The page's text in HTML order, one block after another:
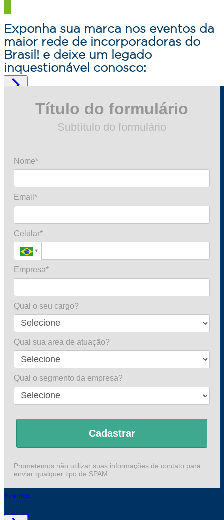
Exponha sua marca nos eventos da
maior rede de incorporadoras do
Brasil! e deixe um legado
inquestionável conosco:

A ABRAINC
Associadas
Relatórios Anuais
ESG
Projetos ABRAINC
Dados de Mercado
Economia
Jurídico
Urbanismo
Sustentabilidade
Canteiro de Obras
Notícias
Incorporacast
Eventos
Contato
Título do formulário
Subtítulo do formulário
Nome*
Email*
Celular*
Empresa*
Qual o seu cargo?
Qual sua area de atuação?
Qual o segmento da empresa?
Cadastrar
Prometemos não utilizar suas informações de contato para
enviar qualquer tipo de SPAM.